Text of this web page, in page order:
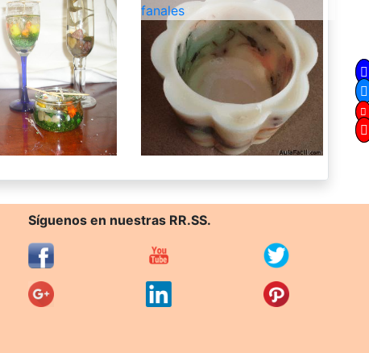
fanales
Síguenos en nuestras RR.SS.